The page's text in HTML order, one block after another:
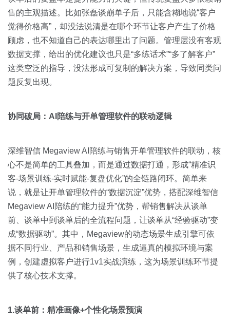
售的主观描述。比如张磊谈崩单子后，只能含糊地说“客户
觉得价格高”，却没法说清是在哪个环节让客户产生了价格
顾虑，也不知道自己的表达哪里出了问题。管理层没有客观
数据支撑，给出的优化建议也只是“多练话术”“多了解客户”
这类空泛的指导，没法形成可复制的解决方案，导致同类问
题反复出现。
协同破局：AI陪练与开单管理软件的联动逻辑
深维智信 Megaview AI陪练与销售开单管理软件的联动，核
心不是简单的工具叠加，而是通过数据打通，形成“精准识
客-场景训练-实时赋能-复盘优化”的全链路闭环。简单来
说，就是让开单管理软件的“数据沉淀”优势，搭配深维智信
Megaview AI陪练的“能力提升”优势，帮销售解决从谈单
前、谈单中到谈单后的全流程问题，让谈单从“经验驱动”变
成“数据驱动”。其中，Megaview的动态场景生成引擎可依
据不同行业、产品和销售场景，生成逼真的模拟环境与案
例，创建虚拟客户进行1v1实战演练，这为场景训练环节提
供了核心技术支撑。
1.谈单前：精准画像+个性化场景预演